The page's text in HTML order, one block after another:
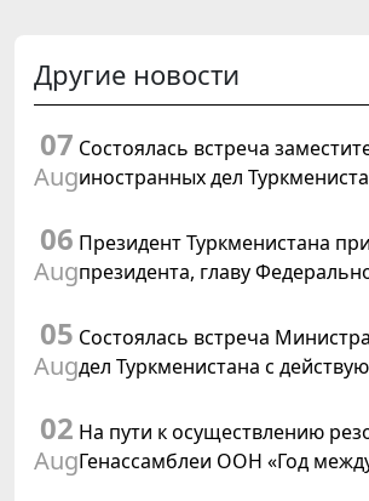
Другие новости
07
Aug
Состоялась встреча
иностранных дел
Туркменистане
06
Aug
Президент Туркменистана
президента, главу
Швейцарской Конфедерации
05
Aug
Состоялась встреча
дел Туркменистана с
02
Aug
На пути к осуществлению
Генассамблеи ООН «Год